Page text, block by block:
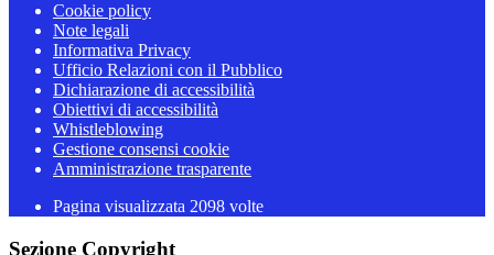
Cookie policy
Note legali
Informativa Privacy
Ufficio Relazioni con il Pubblico
Dichiarazione di accessibilità
Obiettivi di accessibilità
Whistleblowing
Gestione consensi cookie
Amministrazione trasparente
Pagina visualizzata 2098 volte
Sezione Copyright